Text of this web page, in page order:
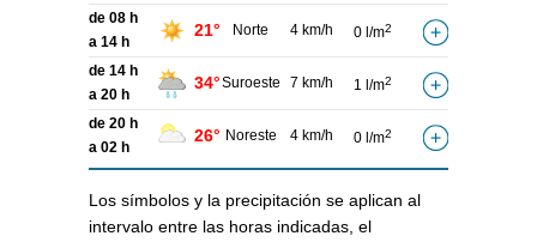
de 08 h
a 14 h
21° Norte 4 km/h 0 l/m2
de 14 h
a 20 h
34°Suroeste 7 km/h 1 l/m2
de 20 h
a 02 h
26° Noreste 4 km/h 0 l/m2
Los símbolos y la precipitación se aplican al
intervalo entre las horas indicadas, el